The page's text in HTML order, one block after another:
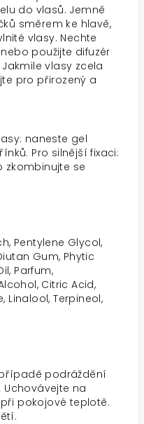
do vlasů. Jemně
směrem ke hlavě,
vlasy. Nechte
použijte difuzér
vlasy zcela
pro přirozený a
naneste gel
Pro silnější fixaci:
zkombinujte se
Pentylene Glycol,
Gum, Phytic
Parfum,
Citric Acid,
Linalool, Terpineol,
podráždění
na
pokojové teplotě.